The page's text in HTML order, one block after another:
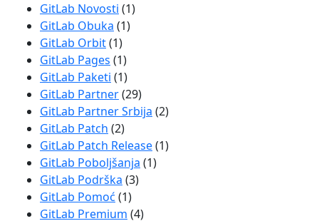
GitLab Novosti (1)
GitLab Obuka (1)
GitLab Orbit(1)
GitLab Pages (1)
GitLab Paketi (1)
GitLab Partner(29)
GitLab Partner Srbija (2)
GitLab Patch (2)
GitLab Patch Release(1)
GitLab Poboljšanja (1)
GitLab Podrška (3)
GitLab Pomoć (1)
GitLab Premium (4)